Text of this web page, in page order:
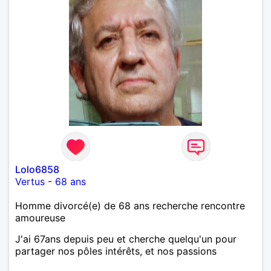
Lolo6858
Vertus - 68 ans
Homme divorcé(e) de 68 ans recherche rencontre
amoureuse
J'ai 67ans depuis peu et cherche quelqu'un pour
partager nos pôles intérêts, et nos passions